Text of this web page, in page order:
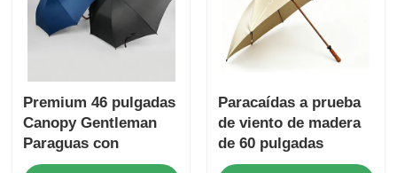
Premium 46 pulgadas
Canopy Gentleman
Paraguas con
costillas de fibra de
Paracaídas a prueba
de viento de madera
de 60 pulgadas